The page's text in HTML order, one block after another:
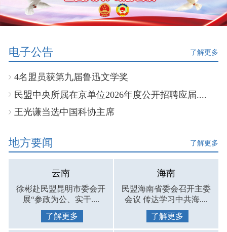
电子公告 了解更多
4名盟员获第九届鲁迅文学奖
民盟中央所属在京单位2026年度公开招聘应届....
王光谦当选中国科协主席
地方要闻 了解更多
云南
徐彬赴民盟昆明市委会开
展“参政为公、实干....
了解更多
海南
民盟海南省委会召开主委
会议 传达学习中共海....
了解更多